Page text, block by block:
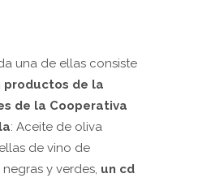
una de ellas consiste
productos de la
de la Cooperativa
: Aceite de oliva
de vino de
y verdes, un cd